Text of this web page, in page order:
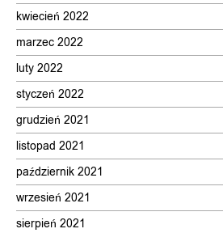
kwiecień 2022
marzec 2022
luty 2022
styczeń 2022
grudzień 2021
listopad 2021
październik 2021
wrzesień 2021
sierpień 2021